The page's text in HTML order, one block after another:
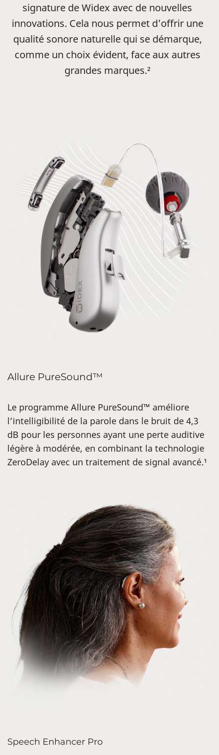
signature de Widex avec de nouvelles
innovations. Cela nous permet d’offrir une
qualité sonore naturelle qui se démarque,
comme un choix évident, face aux autres
grandes marques.²
Allure PureSound™
Le programme Allure PureSound™ améliore
l’intelligibilité de la parole dans le bruit de 4,3
dB pour les personnes ayant une perte auditive
légère à modérée, en combinant la technologie
ZeroDelay avec un traitement de signal avancé.¹
Speech Enhancer Pro